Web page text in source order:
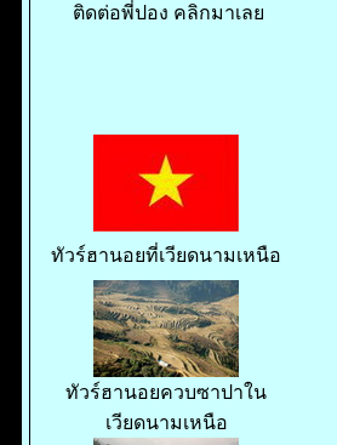
ติดต่อพี่ปอง คลิกมาเลย
ทัวร์ฮานอยที่เวียดนามเหนือ
ทัวร์ฮานอยควบซาปาใน
เวียดนามเหนือ